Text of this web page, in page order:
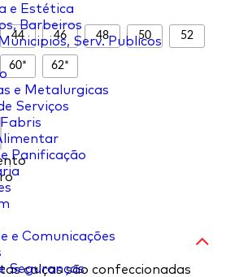
e Estética
Barbeiros
Serv. Publicos
e Metalurgicas
Serviços
Panificação
e Comunicações
Seguranças
44 46 48 50 52
60* 62*
calças são confeccionadas